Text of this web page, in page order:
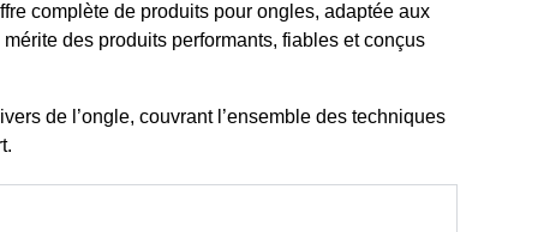
complète de produits pour ongles, adaptée aux
mérite des produits performants, fiables et conçus
de l’ongle, couvrant l’ensemble des techniques